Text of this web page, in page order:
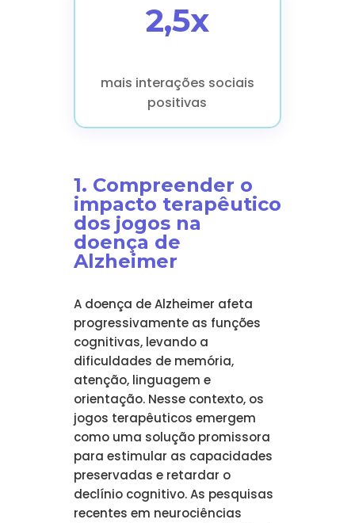
2,5x
mais interações sociais
positivas
1. Compreender o
impacto terapêutico
dos jogos na
doença de
Alzheimer
A doença de Alzheimer afeta
progressivamente as funções
cognitivas, levando a
dificuldades de memória,
atenção, linguagem e
orientação. Nesse contexto, os
jogos terapêuticos emergem
como uma solução promissora
para estimular as capacidades
preservadas e retardar o
declínio cognitivo. As pesquisas
recentes em neurociências